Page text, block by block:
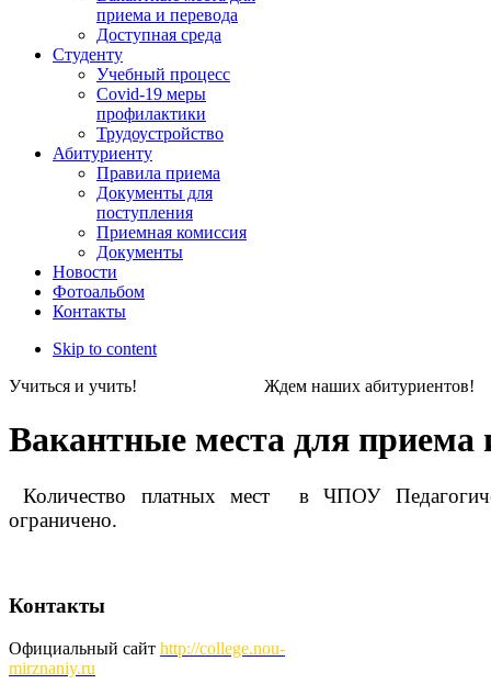
приема и перевода
Доступная среда
Студенту
Учебный процесс
Covid-19 меры
профилактики
Трудоустройство
Абитуриенту
Правила приема
Документы для
поступления
Приемная комиссия
Документы
Новости
Фотоальбом
Контакты
Skip to content
Учиться и учить! Ждем наших
Вакантные места для приема
Количество платных мест в ЧПОУ
ограничено.
Контакты
Официальный сайт http://college.nou-
mirznaniy.ru